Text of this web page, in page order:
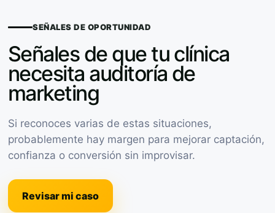
SEÑALES DE OPORTUNIDAD
Señales de que tu clínica
necesita auditoría de
marketing
Si reconoces varias de estas situaciones,
probablemente hay margen para mejorar captación,
confianza o conversión sin improvisar.
Revisar mi caso